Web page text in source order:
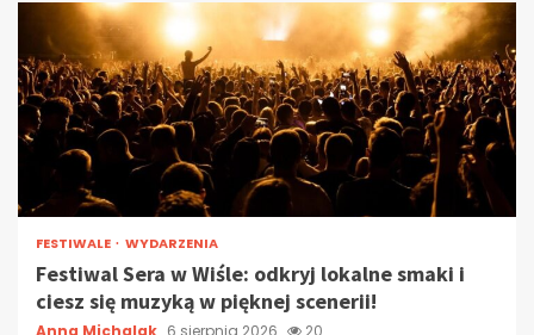
FESTIWALE WYDARZENIA
Festiwal Sera w Wiśle: odkryj lokalne smaki i
ciesz się muzyką w pięknej scenerii!
Anna Michalak 6 sierpnia 2026 20